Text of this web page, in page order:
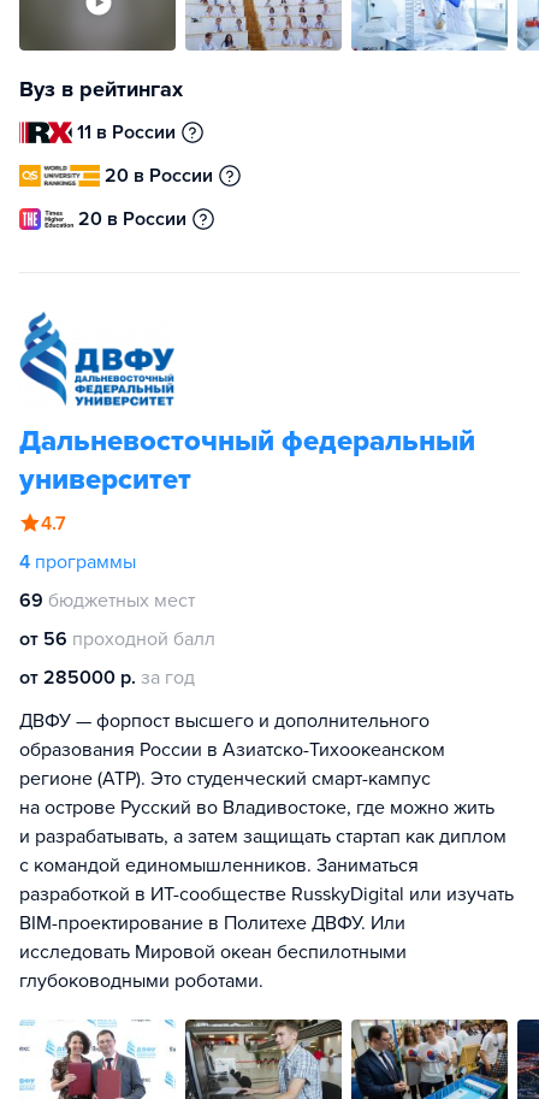
Вуз в рейтингах
11 в России
20 в России
20 в России
Дальневосточный федеральный
университет
4.7
4 программы
69 бюджетных мест
от 56 проходной балл
от 285000 р. за год
ДВФУ — форпост высшего и дополнительного
образования России в Азиатско-Тихоокеанском
регионе (АТР). Это студенческий смарт-кампус
на острове Русский во Владивостоке, где можно жить
и разрабатывать, а затем защищать стартап как диплом
с командой единомышленников. Заниматься
разработкой в ИТ-сообществе RusskyDigital или изучать
BIM-проектирование в Политехе ДВФУ. Или
исследовать Мировой океан беспилотными
глубоководными роботами.